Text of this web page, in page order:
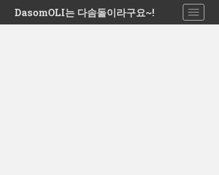
i
DasomOLI는 다솜돌이라구요~!